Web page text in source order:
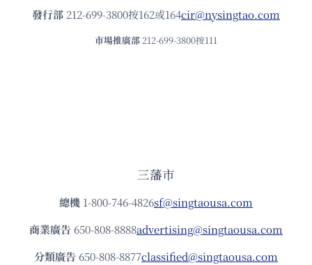
發⾏部 212-699-3800按162或164cir@nysingtao.com
市場推廣部 212-699-3800按111
三藩市
總機 1-800-746-4826sf@singtaousa.com
商業廣告 650-808-8888advertising@singtaousa.com
分類廣告 650-808-8877classified@singtaousa.com